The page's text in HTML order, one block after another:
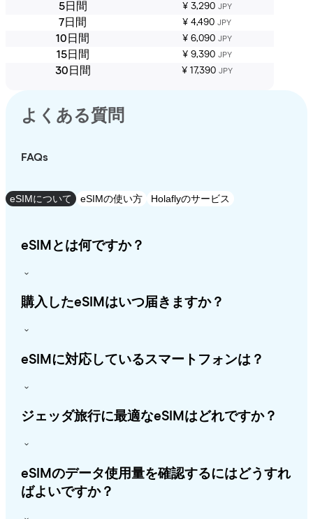
5日間 ¥ 3,290 JPY
7日間 ¥ 4,490 JPY
10日間 ¥ 6,090 JPY
15日間 ¥ 9,390 JPY
30日間 ¥ 17,390 JPY
よくある質問
FAQs
eSIMについて eSIMの使い方 Holaflyのサービス
eSIMとは何ですか？
購入したeSIMはいつ届きますか？
eSIMに対応しているスマートフォンは？
ジェッダ旅行に最適なeSIMはどれですか？
eSIMのデータ使用量を確認するにはどうすれ
ばよいですか？